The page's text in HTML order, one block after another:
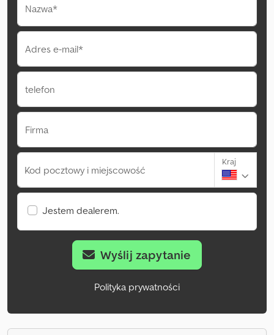
Nazwa*
Adres e-mail*
telefon
Firma
Kod pocztowy i miejscowość
Kraj
Jestem dealerem.
Wyślij zapytanie
Polityka prywatności